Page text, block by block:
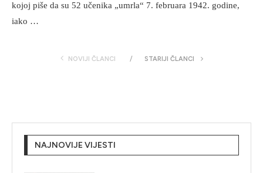
kojoj piše da su 52 učenika „umrla“ 7. februara 1942. godine,
iako …
NOVIJI ČLANCI STARIJI ČLANCI
NAJNOVIJE VIJESTI